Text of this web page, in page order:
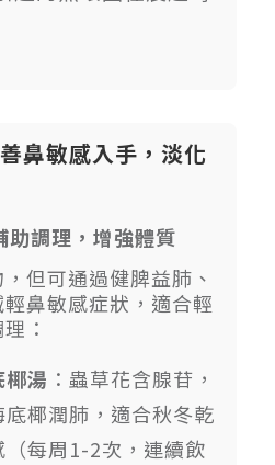
鼻敏感入手，淡化
助調理，增強體質
但可通過健脾益肺、
鼻敏感症狀，適合輕
：
湯 ：蟲草花含腺苷，
椰潤肺，適合秋冬乾
每周1-2次，連續飲